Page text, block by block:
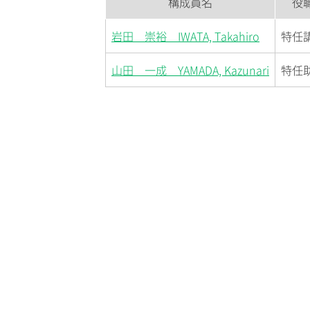
岩田 崇裕 IWATA, Takahiro 特任
山田 一成 YAMADA, Kazunari 特任